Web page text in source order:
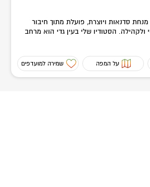
סדנאות ויוצרת, פועלת מתוך חיבור
ולקהילה. הסטודיו שלי בעין גדי הוא מרחב
על המפה שמירה למועדפים